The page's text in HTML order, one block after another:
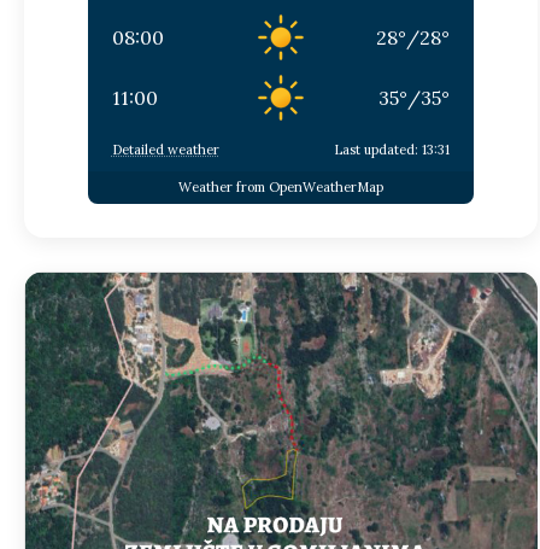
08:00 28° /28°
11:00 35° /35°
Detailed weather Last updated: 13:31
Weather from OpenWeatherMap